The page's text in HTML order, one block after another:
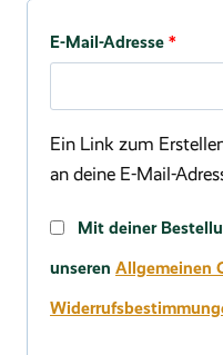
E-Mail-Adresse *
Ein Link zum
an deine E-Mail-
Mit deiner
unseren Allgemeinen